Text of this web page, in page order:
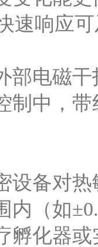
速响应
部电磁
制中，
设备对
内（如
孵化器